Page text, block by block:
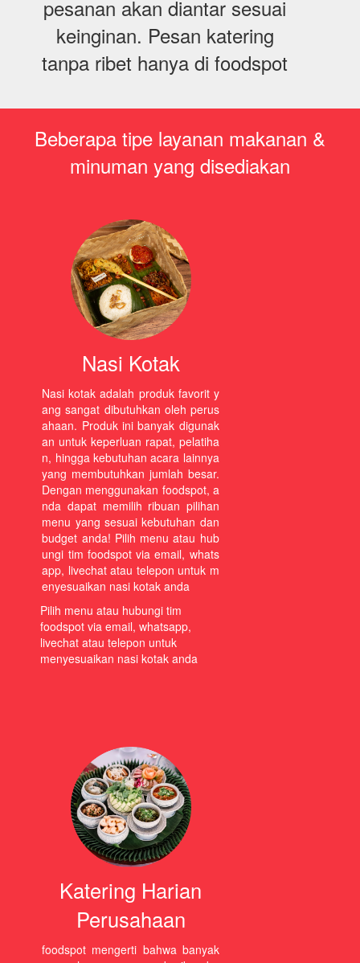
pesanan akan diantar sesuai
keinginan. Pesan katering
tanpa ribet hanya di foodspot
Beberapa tipe layanan makanan &
minuman yang disediakan
Nasi Kotak
Nasi kotak adalah produk favorit y
ang sangat dibutuhkan oleh perus
ahaan. Produk ini banyak digunak
an untuk keperluan rapat, pelatiha
n, hingga kebutuhan acara lainnya
yang membutuhkan jumlah besar.
Dengan menggunakan foodspot, a
nda dapat memilih ribuan pilihan
menu yang sesuai kebutuhan dan
budget anda! Pilih menu atau hub
ungi tim foodspot via email, whats
app, livechat atau telepon untuk m
enyesuaikan nasi kotak anda
Pilih menu atau hubungi tim
foodspot via email, whatsapp,
livechat atau telepon untuk
menyesuaikan nasi kotak anda
Katering Harian
Perusahaan
foodspot mengerti bahwa banyak